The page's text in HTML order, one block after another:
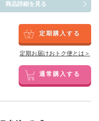
商品詳細を見る
定期購入する
定期お届けおトク便とは＞
通常購入する